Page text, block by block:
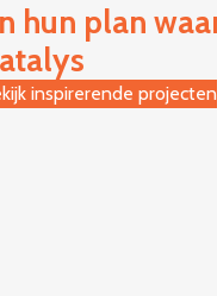
hun plan
inspirerende projecten